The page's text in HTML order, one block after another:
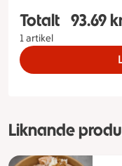
Totalt
1 artikel
Totalt 1
93.69
Liknande